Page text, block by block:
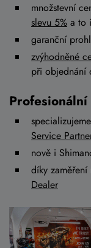
množstevní
slevu 5% a to
garanční
zvýhodněné
při objednání
Service
nově i
díky
Dealer